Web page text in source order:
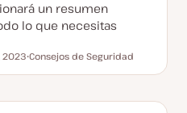
un resumen
lo que necesitas
2023
e
a
Consejos de Seguridad